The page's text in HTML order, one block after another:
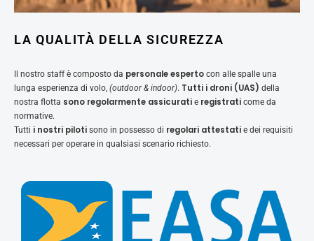
LA QUALITÀ DELLA SICUREZZA
Il nostro staff è composto da personale esperto con alle spalle una
lunga esperienza di volo, (outdoor & indoor). Tutti i droni (UAS) della
nostra flotta sono regolarmente assicurati e registrati come da
normative.
Tutti i nostri piloti sono in possesso di regolari attestati e dei requisiti
necessari per operare in qualsiasi scenario richiesto.